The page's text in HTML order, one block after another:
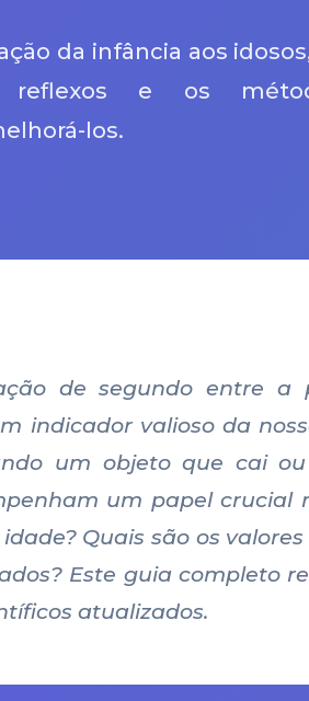
da infância aos
reflexos e os
los.
de segundo entre a
indicador valioso da
um objeto que cai
um papel crucial
Quais são os
Este guia completo
atualizados.